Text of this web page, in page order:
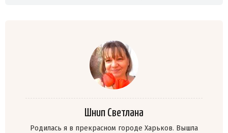
Шнип Светлана
Родилась я в прекрасном городе Харьков. Вышла